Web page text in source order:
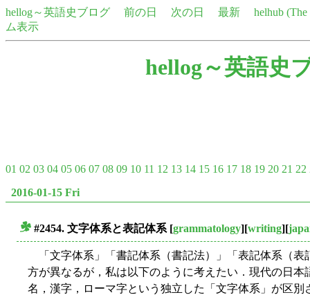
hellog～英語史ブログ 前の日 次の日 最新
helhub
ム表示
hellog～英語史
01 02 03 04 05 06 07 08 09 10 11 12 13 14 15 16 17 18 19 20 21 22
2016-01-15 Fri
#2454. 文字体系と表記体系 [grammatology][writing][
「文字体系」「書記体系（書記法）」「表記体系（表
方が異なるが，私は以下のように考えたい．現代の日
名，漢字，ローマ字という独立した「文字体系」が区